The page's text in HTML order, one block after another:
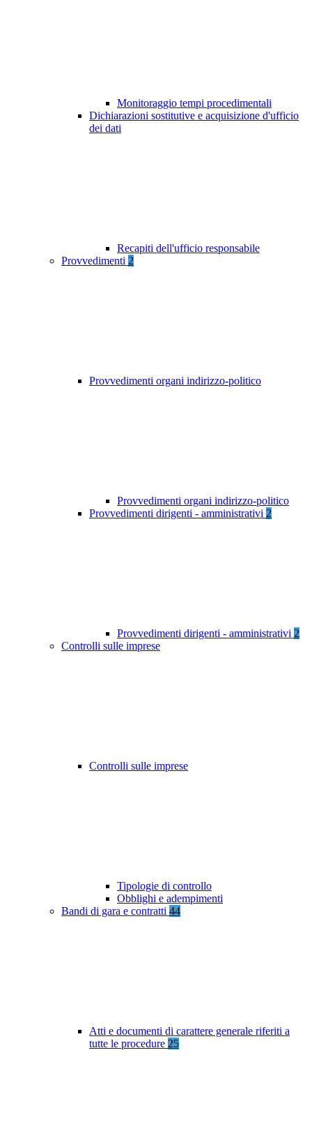
Monitoraggio tempi procedimentali
Dichiarazioni sostitutive e acquisizione d'ufficio
dei dati
Recapiti dell'ufficio responsabile
Provvedimenti 2
Provvedimenti organi indirizzo-politico
Provvedimenti organi indirizzo-politico
Provvedimenti dirigenti - amministrativi 2
Provvedimenti dirigenti - amministrativi 2
Controlli sulle imprese
Controlli sulle imprese
Tipologie di controllo
Obblighi e adempimenti
Bandi di gara e contratti 44
Atti e documenti di carattere generale riferiti a
tutte le procedure 25